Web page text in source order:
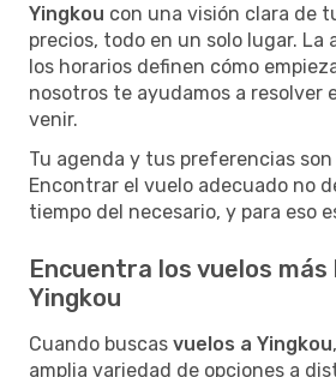
Yingkou con una visión clara de
precios, todo en un solo lugar. La
los horarios definen cómo
nosotros te ayudamos a resolver
venir.
Tu agenda y tus preferencias son
Encontrar el vuelo adecuado no
tiempo del necesario, y para eso
Encuentra los vuelos
Yingkou
Cuando buscas vuelos a Yingkou
amplia variedad de opciones a